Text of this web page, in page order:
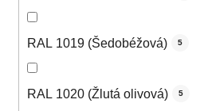
RAL 1019 (Šedobéžová) 5
RAL 1020 (Žlutá olivová) 5